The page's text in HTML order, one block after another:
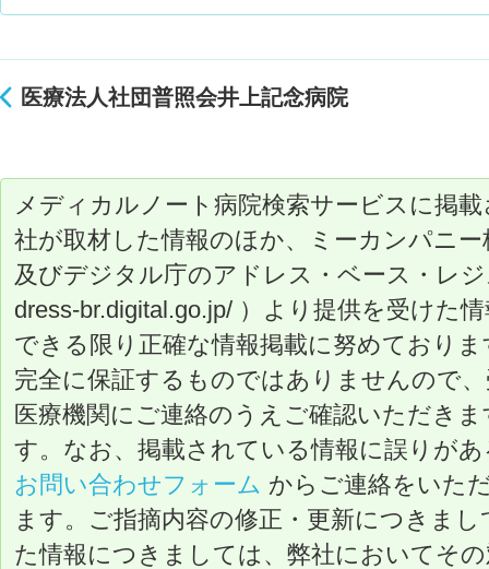
医療法人社団普照会井上記念病院
メディカルノート病院検索サービスに掲
社が取材した情報のほか、ミーカンパニ
及びデジタル庁のアドレス・ベース・レ
dress-br.digital.go.jp/ ）より提供を受けた
できる限り正確な情報掲載に努めており
完全に保証するものではありませんので
医療機関にご連絡のうえご確認いただき
す。なお、掲載されている情報に誤りが
お問い合わせフォーム からご連絡をいた
ます。ご指摘内容の修正・更新につきま
た情報につきましては、弊社においてそ